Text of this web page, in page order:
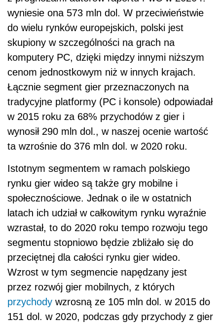
wyniesie ona 573 mln dol. W przeciwieństwie
do wielu rynków europejskich, polski jest
skupiony w szczególności na grach na
komputery PC, dzięki między innymi niższym
cenom jednostkowym niż w innych krajach.
Łącznie segment gier przeznaczonych na
tradycyjne platformy (PC i konsole) odpowiadał
w 2015 roku za 68% przychodów z gier i
wynosił 290 mln dol., w naszej ocenie wartość
ta wzrośnie do 376 mln dol. w 2020 roku.
Istotnym segmentem w ramach polskiego
rynku gier wideo są także gry mobilne i
społecznościowe. Jednak o ile w ostatnich
latach ich udział w całkowitym rynku wyraźnie
wzrastał, to do 2020 roku tempo rozwoju tego
segmentu stopniowo będzie zbliżało się do
przeciętnej dla całości rynku gier wideo.
Wzrost w tym segmencie napędzany jest
przez rozwój gier mobilnych, z których
przychody wzrosną ze 105 mln dol. w 2015 do
151 dol. w 2020, podczas gdy przychody z gier